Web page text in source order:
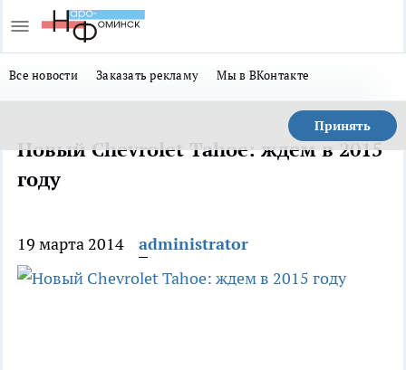
Все новости Заказать рекламу Мы в ВКонтакте
Принять
Новый Chevrolet Tahoe: ждем в 2015
году
19 марта 2014 administrator